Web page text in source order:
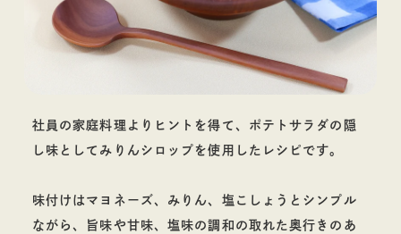
社員の家庭料理よりヒントを得て、ポテトサラダの隠
し味としてみりんシロップを使用したレシピです。
味付けはマヨネーズ、みりん、塩こしょうとシンプル
ながら、旨味や甘味、塩味の調和の取れた奥行きのあ